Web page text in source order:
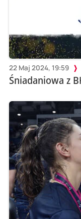
22 Maj 2024, 19:59
Śniadaniowa z